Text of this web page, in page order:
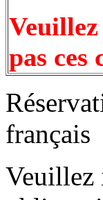
pas ces
français
Veuillez